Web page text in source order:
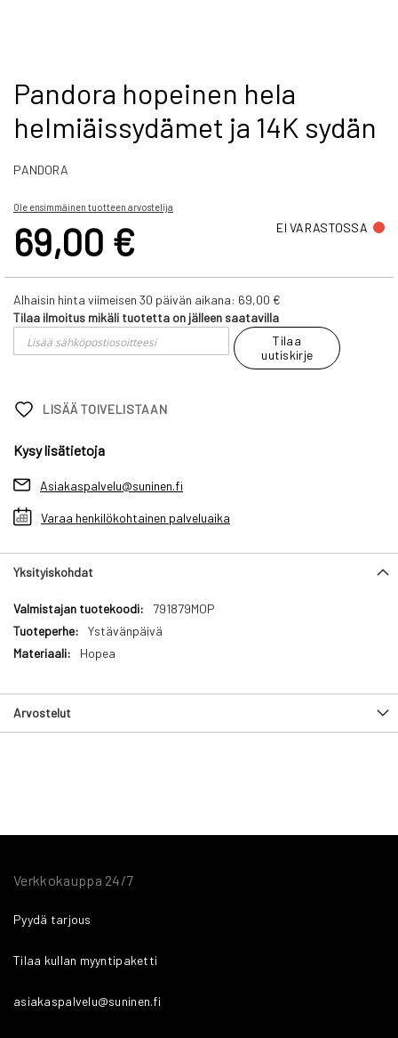
Skip
to
the
beginning
the
gallery
Pandora hopeinen hela
helmiäissydämet ja 14K sydän
PANDORA
Ole ensimmäinen tuotteen arvostelija
69,00 € EI VARASTOSSA
Alhaisin hinta viimeisen 30 päivän aikana: 69,00 €
Tilaa ilmoitus mikäli tuotetta on jälleen saatavilla
Tilaa
uutiskirje
LISÄÄ TOIVELISTAAN
Kysy lisätietoja
Asiakaspalvelu@suninen.fi
Varaa henkilökohtainen palveluaika
Yksityiskohdat
Yksityiskohdat
791879MOP
Ystävänpäivä
Hopea
Arvostelut
Verkkokauppa 24/7
Pyydä tarjous
Tilaa kullan myyntipaketti
asiakaspalvelu@suninen.fi